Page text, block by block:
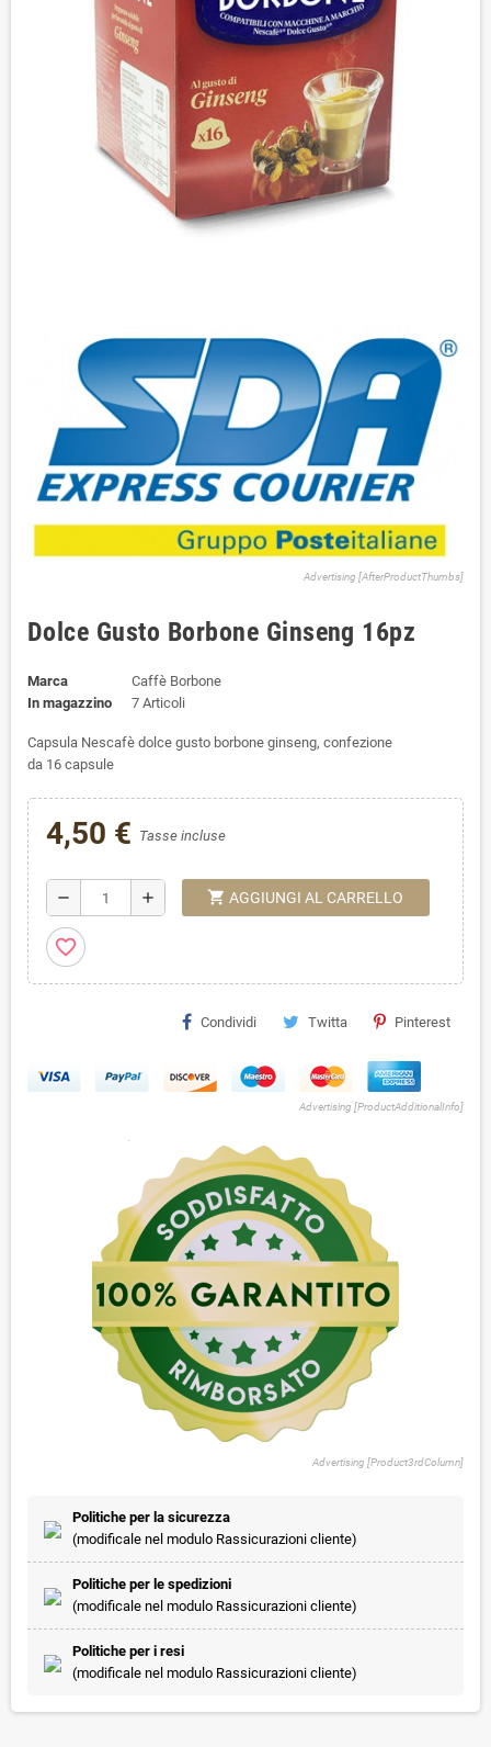
Advertising [AfterProductThumbs]
Dolce Gusto Borbone Ginseng 16pz
Marca
Caffè Borbone
In magazzino
7 Articoli
Capsula Nescafè dolce gusto borbone ginseng, confezione
da 16 capsule
4,50 € Tasse incluse
remove add shopping_cart AGGIUNGI AL CARRELLO
favorite_border
Condividi Twitta Pinterest
Advertising [ProductAdditionalInfo]
Advertising [Product3rdColumn]
Politiche per la sicurezza
(modificale nel modulo Rassicurazioni cliente)
Politiche per le spedizioni
(modificale nel modulo Rassicurazioni cliente)
Politiche per i resi
(modificale nel modulo Rassicurazioni cliente)